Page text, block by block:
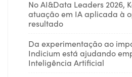
No AI&Data Leaders 2026,
atuação em IA aplicada à
resultado
Da experimentação ao
Indicium está ajudando
Inteligência Artificial